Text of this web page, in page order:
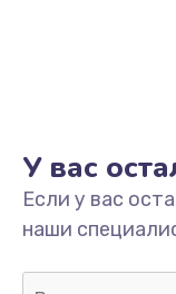
У вас
Если у вас
наши